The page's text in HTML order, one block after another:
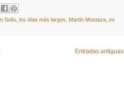
Solís los días más largos Martín Mostaza mi
Entradas antiguas